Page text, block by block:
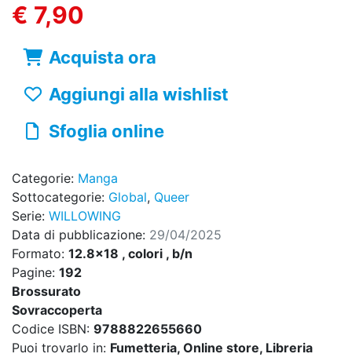
€ 7,90
Acquista ora
Aggiungi alla wishlist
Sfoglia online
Categorie: Manga
Sottocategorie: Global, Queer
Serie: WILLOWING
Data di pubblicazione: 29/04/2025
Formato: 12.8x18 , colori , b/n
Pagine: 192
Brossurato
Sovraccoperta
Codice ISBN: 9788822655660
Puoi trovarlo in: Fumetteria, Online store, Libreria